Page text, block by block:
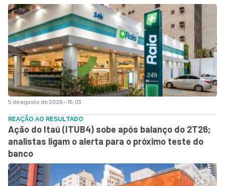
5 de agosto de 2026 - 15:03
REAÇÃO AO RESULTADO
Ação do Itaú (ITUB4) sobe após balanço do 2T26;
analistas ligam o alerta para o próximo teste do
banco